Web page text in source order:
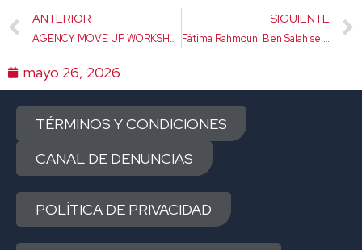
Ant
ANTERIOR
AGENCY MOVE UP WORKSHOP SERIES
SIGUIENTE
Fátima Rahmouni Ben Salah se incorpora a ERA España como Business Developer
mayo 26, 2026
TÉRMINOS Y CONDICIONES
CANAL DE DENUNCIAS
POLÍTICA DE PRIVACIDAD